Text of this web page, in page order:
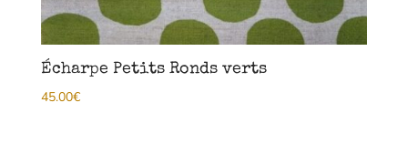
Écharpe Petits Ronds verts
45.00€